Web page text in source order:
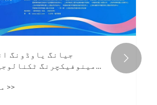
جیانگ یاوڈونگ
مینوفیکچرنگ
چھوٹی موٹر نمائش میں
مزید دیکھیں >>
